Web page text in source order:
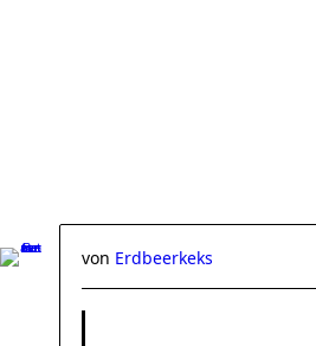
von Erdbeerkeks